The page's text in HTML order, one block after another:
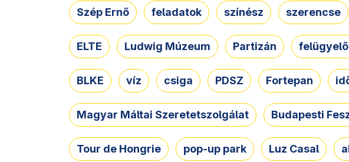
Szép Ernő feladatok színész szerencse
ELTE Ludwig Múzeum Partizán
BLKE víz csiga PDSZ Fortepan
Magyar Máltai Szeretetszolgálat Budapesti
Tour de Hongrie pop-up park Luz Casal